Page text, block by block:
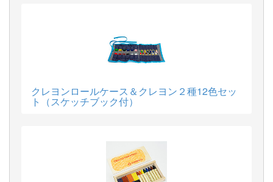
クレヨンロールケース＆クレヨン２種12色セッ
ト（スケッチブック付）